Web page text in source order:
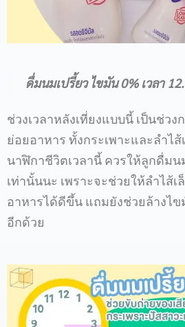
ดื่มนมเปรี้ยว ไขมัน 0% เวลา
ช่วงเวลาหลังเที่ยงแบบนี้ เป็นช่วง
ย่อยอาหาร ทั้งกระเพาะและลำไ
นาฬิกาชีวิตเวลานี้ ควรให้ลูกดื่มน
เท่านั้นนะ เพราะจะช่วยให้ลำไส้
อาหารได้ดีขึ้น แถมยังช่วยล้างไข
อีกด้วย